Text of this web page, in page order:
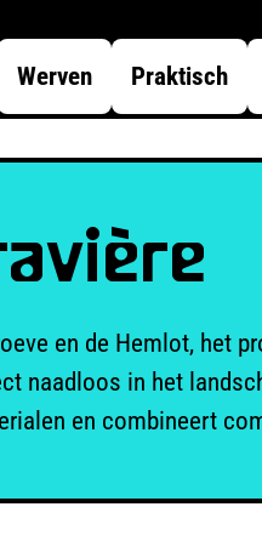
Werven Praktisch
en de Hemlot, het
naadloos in het
en combineert